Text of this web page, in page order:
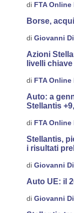
di FTA Online
Borse,
di Giovanni
Azioni
livelli
di FTA Online
Auto: a
Stellantis
di FTA Online
Stellantis,
i risultati
di Giovanni
Auto UE: il
di Giovanni